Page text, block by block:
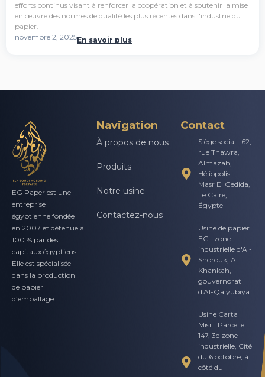
efforts continus visant à renforcer la coopération et à soutenir la mise
en œuvre des normes de qualité les plus récentes dans l'industrie du
papier.
novembre 2, 2025En savoir plus
EG Paper est une
entreprise
égyptienne fondée
en 2007 et détenue à
100 % par des
capitaux égyptiens.
Elle est spécialisée
dans la production
de papier
d’emballage.
Navigation
À propos de nous
Produits
Notre usine
Contactez-nous
Contact
Siège social : 62,
rue Thawra,
Almazah,
Héliopolis -
Masr El Gedida,
Le Caire,
Égypte
Usine de papier
EG : zone
industrielle d'Al-
Shorouk, Al
Khankah,
gouvernorat
d'Al-Qalyubiya
Usine Carta
Misr : Parcelle
147, 3e zone
industrielle, Cité
du 6 octobre, à
côté du